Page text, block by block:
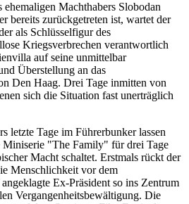
ehemaligen Machthabers Slobodan
bereits zurückgetreten ist, wartet der
als Schlüsselfigur des
Kriegsverbrechen verantwortlich
auf seine unmittelbar
Überstellung an das
Den Haag. Drei Tage inmitten von
sich die Situation fast unerträglich
letzte Tage im Führerbunker lassen
Miniserie "The Family" für drei Tage
Macht schaltet. Erstmals rückt der
Menschlichkeit vor dem
Ex-Präsident so ins Zentrum
Vergangenheitsbewältigung. Die